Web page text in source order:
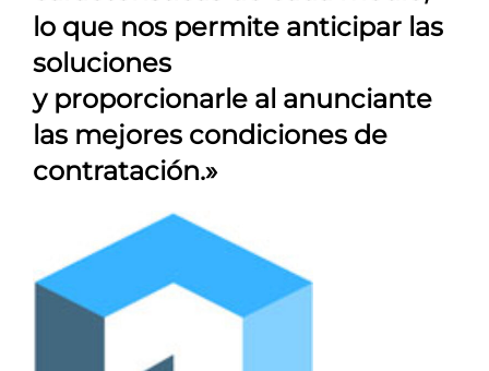
lo que nos permite anticipar las
soluciones
y proporcionarle al anunciante
las mejores condiciones de
contratación.»